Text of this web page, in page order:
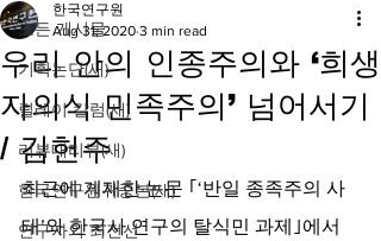
모든 게시물
기획논단(새)
릴레이 칼럼(새)
리뷰대리뷰(새)
한국연구원귀중본(새)
연구자의 최전선
우리 안의 인종주의와 ‘희생
자의식 민족주의’ 넘어서기
/ 김헌주
한국연구원
Aug 31, 2020 3 min read
최근에 게재한 논문 ｢‘반일 종족주의 사
태’와 한국사 연구의 탈식민 과제｣에서